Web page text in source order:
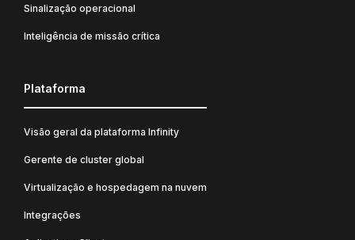
Sinalização operacional
Inteligência de missão crítica
Plataforma
Visão geral da plataforma Infinity
Gerente de cluster global
Virtualização e hospedagem na nuvem
Integrações